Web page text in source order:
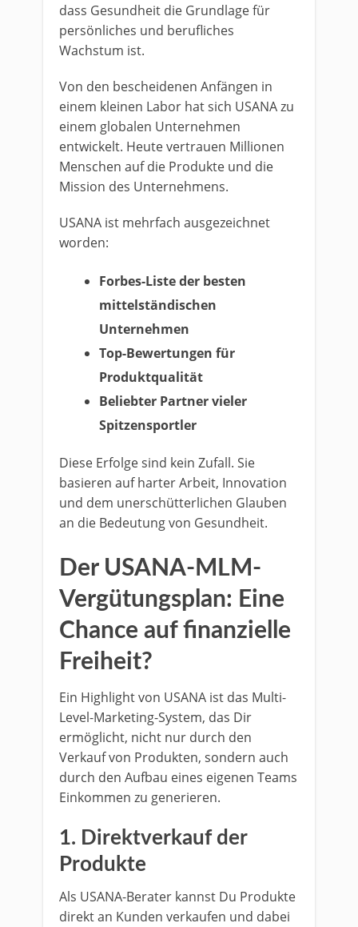
dass Gesundheit die Grundlage für
persönliches und berufliches
Wachstum ist.
Von den bescheidenen Anfängen in
einem kleinen Labor hat sich USANA zu
einem globalen Unternehmen
entwickelt. Heute vertrauen Millionen
Menschen auf die Produkte und die
Mission des Unternehmens.
USANA ist mehrfach ausgezeichnet
worden:
Forbes-Liste der besten
mittelständischen
Unternehmen
Top-Bewertungen für
Produktqualität
Beliebter Partner vieler
Spitzensportler
Diese Erfolge sind kein Zufall. Sie
basieren auf harter Arbeit, Innovation
und dem unerschütterlichen Glauben
an die Bedeutung von Gesundheit.
Der USANA-MLM-
Vergütungsplan: Eine
Chance auf finanzielle
Freiheit?
Ein Highlight von USANA ist das Multi-
Level-Marketing-System, das Dir
ermöglicht, nicht nur durch den
Verkauf von Produkten, sondern auch
durch den Aufbau eines eigenen Teams
Einkommen zu generieren.
1. Direktverkauf der
Produkte
Als USANA-Berater kannst Du Produkte
direkt an Kunden verkaufen und dabei